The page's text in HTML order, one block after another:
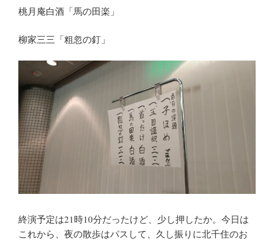
桃月庵白酒「馬の田楽」
柳家三三「粗忽の釘」
終演予定は21時10分だったけど、少し押したか。今日は
これから、夜の散歩はパスして、久し振りに北千住のお